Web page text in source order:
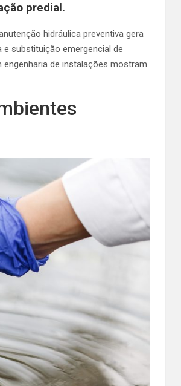
predial.
hidráulica preventiva gera
e substituição emergencial de
de instalações mostram